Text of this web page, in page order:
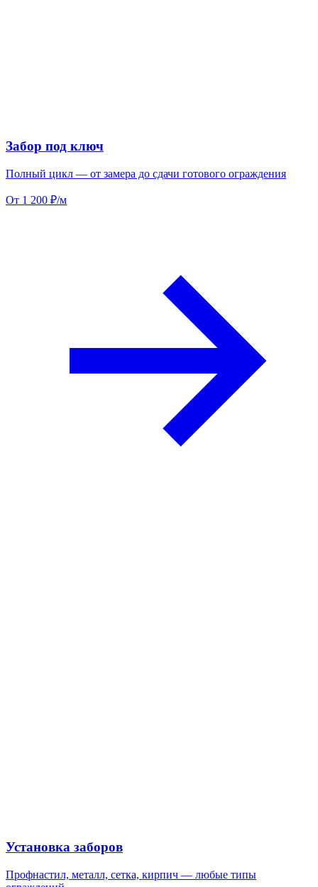
Забор под ключ
Полный цикл — от замера до сдачи готового ограждения
От 1 200 ₽/м
Установка заборов
Профнастил, металл, сетка, кирпич — любые типы